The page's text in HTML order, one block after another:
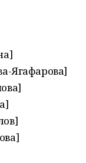
Ягафарова]